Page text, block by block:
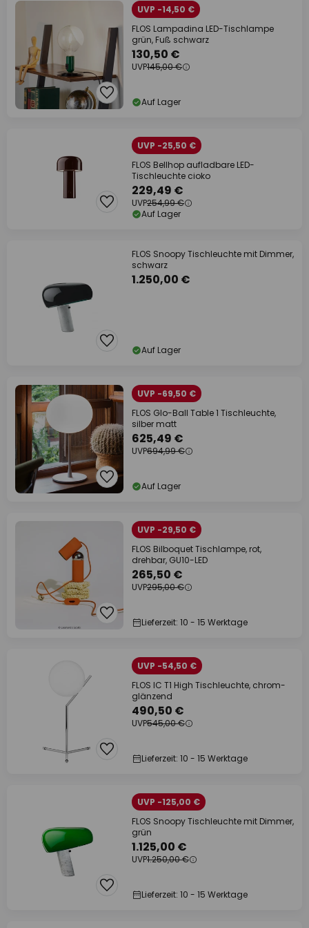
UVP -14,50 €
FLOS Lampadina LED-Tischlampe
grün, Fuß schwarz
130,50 €
UVP145,00 €
Auf Lager
UVP -25,50 €
FLOS Bellhop aufladbare LED-
Tischleuchte cioko
229,49 €
UVP254,99 €
Auf Lager
FLOS Snoopy Tischleuchte mit Dimmer,
schwarz
1.250,00 €
Auf Lager
UVP -69,50 €
FLOS Glo-Ball Table 1 Tischleuchte,
silber matt
625,49 €
UVP694,99 €
Auf Lager
UVP -29,50 €
FLOS Bilboquet Tischlampe, rot,
drehbar, GU10-LED
265,50 €
UVP295,00 €
Lieferzeit: 10 - 15 Werktage
UVP -54,50 €
FLOS IC T1 High Tischleuchte, chrom-
glänzend
490,50 €
UVP545,00 €
Lieferzeit: 10 - 15 Werktage
UVP -125,00 €
FLOS Snoopy Tischleuchte mit Dimmer,
grün
1.125,00 €
UVP1.250,00 €
Lieferzeit: 10 - 15 Werktage